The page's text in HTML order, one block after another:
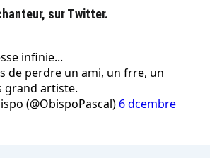
sur Twitter.
infinie...
de perdre un ami, un frre, un
grand artiste.
(@ObispoPascal) 6 dcembre